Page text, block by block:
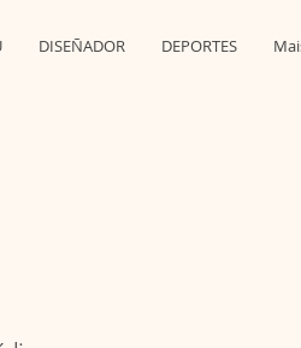
DISEÑADOR DEPORTES